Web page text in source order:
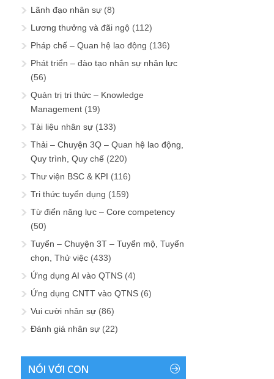
Lãnh đạo nhân sự (8)
Lương thưởng và đãi ngộ (112)
Pháp chế – Quan hệ lao động (136)
Phát triển – đào tạo nhân sự nhân lực
(56)
Quản trị tri thức – Knowledge
Management (19)
Tài liệu nhân sự (133)
Thải – Chuyện 3Q – Quan hệ lao động,
Quy trình, Quy chế (220)
Thư viện BSC & KPI (116)
Tri thức tuyển dụng (159)
Từ điển năng lực – Core competency
(50)
Tuyển – Chuyện 3T – Tuyển mộ, Tuyển
chọn, Thử việc (433)
Ứng dụng AI vào QTNS (4)
Ứng dụng CNTT vào QTNS (6)
Vui cười nhân sự (86)
Đánh giá nhân sự (22)
NÓI VỚI CON